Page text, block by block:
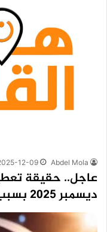
Abdel Mola
12-09
ديسمبر 2025 بسبب الأمطار